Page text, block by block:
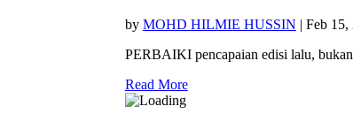
by MOHD HILMIE HUSSIN | Feb 15,
PERBAIKI pencapaian edisi lalu,
Read More